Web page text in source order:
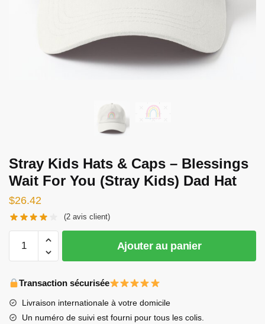
Stray Kids Hats & Caps – Blessings
Wait For You (Stray Kids) Dad Hat
$26.42
(2 avis client)
Kids
&
Ajouter au panier
Transaction sécurisée
Livraison internationale à votre domicile
Un numéro de suivi est fourni pour tous les colis.